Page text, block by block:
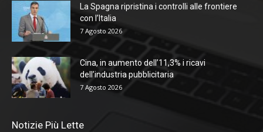
La Spagna ripristina i controlli alle frontiere
con l’Italia
7 Agosto 2026
Cina, in aumento dell’11,3% i ricavi
dell’industria pubblicitaria
7 Agosto 2026
Notizie Più Lette